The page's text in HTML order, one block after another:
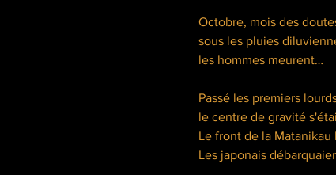
Octobre, mois des
sous les pluies
les hommes meurent…
Passé les premiers
le centre de gravité
Le front de la
Les japonais